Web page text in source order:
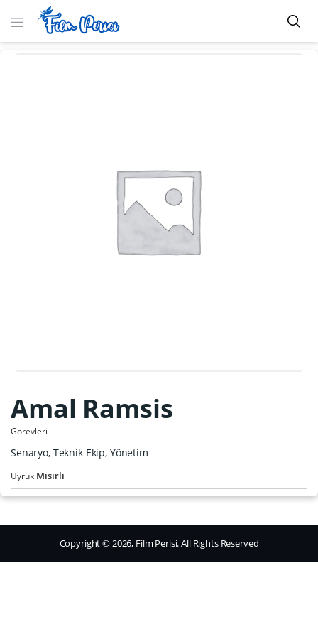
Amal Ramsis
Görevleri
Senaryo, Teknik Ekip, Yönetim
Uyruk Mısırlı
Copyright © 2026, Film Perisi. All Rights Reserved